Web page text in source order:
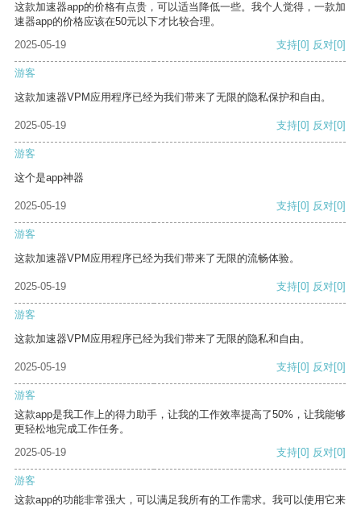
这款加速器app的价格有点贵，可以适当降低一些。我个人觉得，一款加
速器app的价格应该在50元以下才比较合理。
2025-05-19
支持[0] 反对[0]
游客
这款加速器VPM应用程序已经为我们带来了无限的隐私保护和自由。
2025-05-19 支持[0] 反对[0]
游客
这个是app神器
2025-05-19 支持[0] 反对[0]
游客
这款加速器VPM应用程序已经为我们带来了无限的流畅体验。
2025-05-19 支持[0] 反对[0]
游客
这款加速器VPM应用程序已经为我们带来了无限的隐私和自由。
2025-05-19 支持[0] 反对[0]
游客
这款app是我工作上的得力助手，让我的工作效率提高了50%，让我能够
更轻松地完成工作任务。
2025-05-19
支持[0] 反对[0]
游客
这款app的功能非常强大，可以满足我所有的工作需求。我可以使用它来